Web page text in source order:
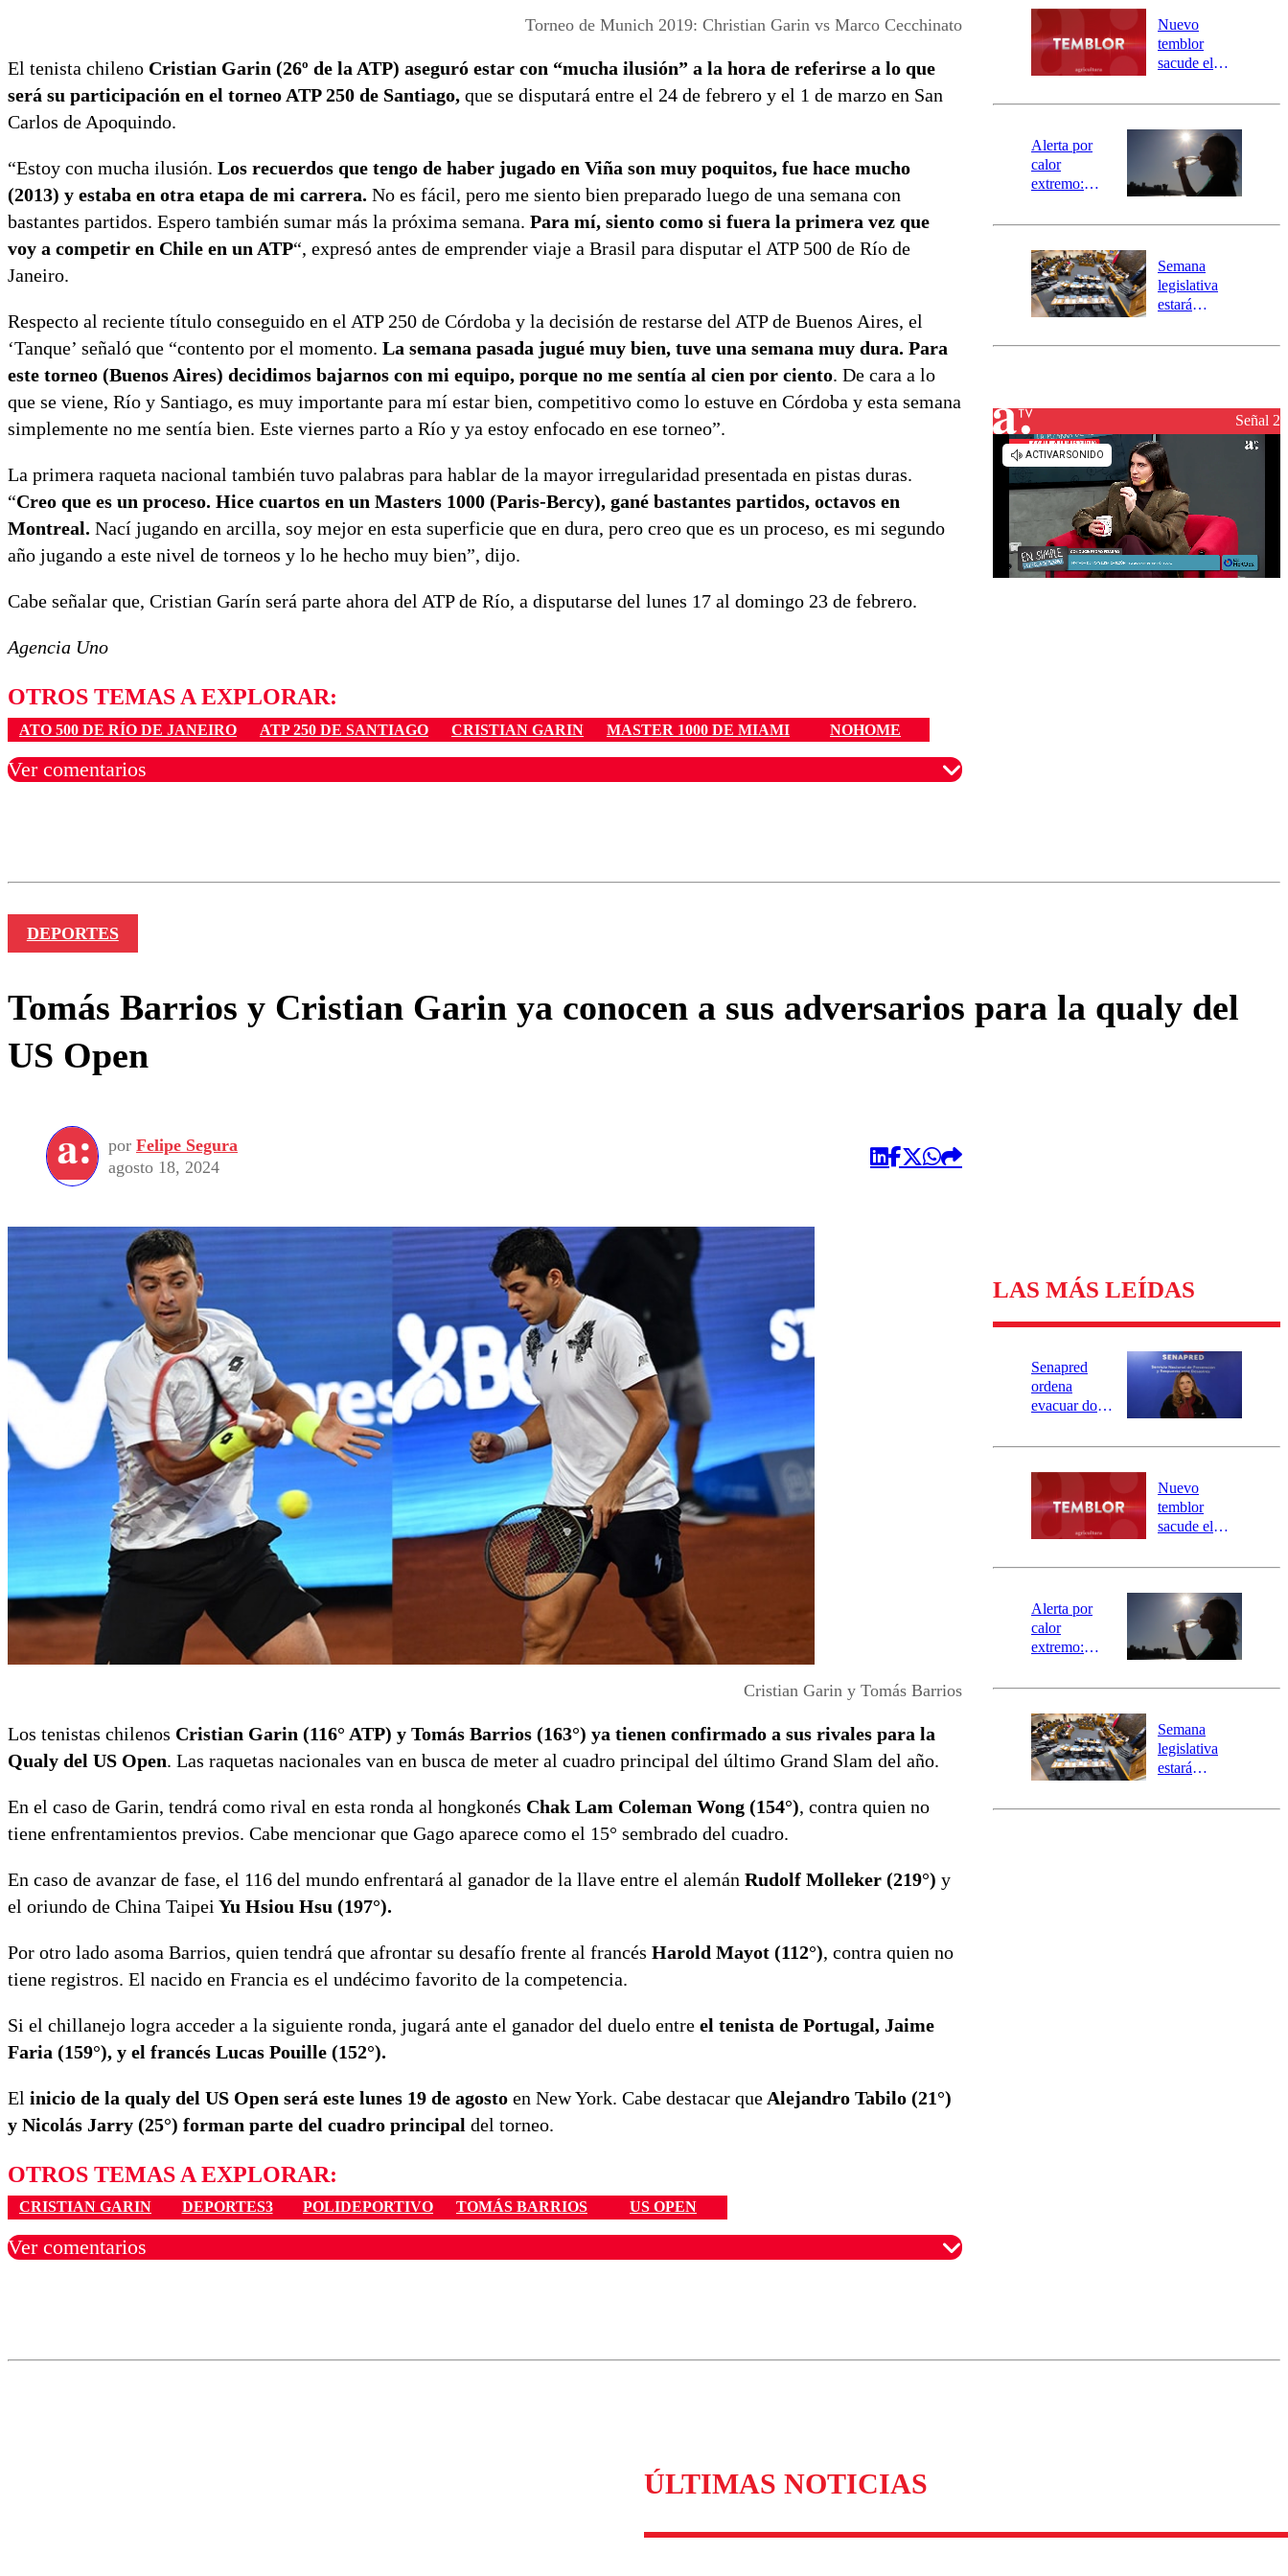
Torneo de Munich 2019: Christian Garin vs Marco Cecchinato
El tenista chileno Cristian Garin (26º de la ATP) aseguró estar con “mucha ilusión” a la hora de referirse a lo que
será su participación en el torneo ATP 250 de Santiago, que se disputará entre el 24 de febrero y el 1 de marzo en San
Carlos de Apoquindo.
“Estoy con mucha ilusión. Los recuerdos que tengo de haber jugado en Viña son muy poquitos, fue hace mucho
(2013) y estaba en otra etapa de mi carrera. No es fácil, pero me siento bien preparado luego de una semana con
bastantes partidos. Espero también sumar más la próxima semana. Para mí, siento como si fuera la primera vez que
voy a competir en Chile en un ATP“, expresó antes de emprender viaje a Brasil para disputar el ATP 500 de Río de
Janeiro.
Respecto al reciente título conseguido en el ATP 250 de Córdoba y la decisión de restarse del ATP de Buenos Aires, el
‘Tanque’ señaló que “contento por el momento. La semana pasada jugué muy bien, tuve una semana muy dura. Para
este torneo (Buenos Aires) decidimos bajarnos con mi equipo, porque no me sentía al cien por ciento. De cara a lo
que se viene, Río y Santiago, es muy importante para mí estar bien, competitivo como lo estuve en Córdoba y esta semana
simplemente no me sentía bien. Este viernes parto a Río y ya estoy enfocado en ese torneo”.
La primera raqueta nacional también tuvo palabras para hablar de la mayor irregularidad presentada en pistas duras.
“Creo que es un proceso. Hice cuartos en un Masters 1000 (Paris-Bercy), gané bastantes partidos, octavos en
Montreal. Nací jugando en arcilla, soy mejor en esta superficie que en dura, pero creo que es un proceso, es mi segundo
año jugando a este nivel de torneos y lo he hecho muy bien”, dijo.
Cabe señalar que, Cristian Garín será parte ahora del ATP de Río, a disputarse del lunes 17 al domingo 23 de febrero.
Agencia Uno
OTROS TEMAS A EXPLORAR:
ATO 500 DE RÍO DE JANEIRO ATP 250 DE SANTIAGO CRISTIAN GARIN MASTER 1000 DE MIAMI NOHOME
Ver comentarios
río Damas:
activa
mensajería
SAE
Nuevo
temblor
sacude el
revisa la
epicentro
Alerta por
calor
extremo:
activa Alerta
Preventiva en
tres comunas
Semana
legislativa
estará
el fin de la
reconstrucciónSeñal 2
DEPORTES
Tomás Barrios y Cristian Garin ya conocen a sus adversarios para la qualy del
US Open
por Felipe Segura
agosto 18, 2024
Cristian Garin y Tomás Barrios
Los tenistas chilenos Cristian Garin (116° ATP) y Tomás Barrios (163°) ya tienen confirmado a sus rivales para la
Qualy del US Open. Las raquetas nacionales van en busca de meter al cuadro principal del último Grand Slam del año.
En el caso de Garin, tendrá como rival en esta ronda al hongkonés Chak Lam Coleman Wong (154°), contra quien no
tiene enfrentamientos previos. Cabe mencionar que Gago aparece como el 15° sembrado del cuadro.
En caso de avanzar de fase, el 116 del mundo enfrentará al ganador de la llave entre el alemán Rudolf Molleker (219°) y
el oriundo de China Taipei Yu Hsiou Hsu (197°).
Por otro lado asoma Barrios, quien tendrá que afrontar su desafío frente al francés Harold Mayot (112°), contra quien no
tiene registros. El nacido en Francia es el undécimo favorito de la competencia.
Si el chillanejo logra acceder a la siguiente ronda, jugará ante el ganador del duelo entre el tenista de Portugal, Jaime
Faria (159°), y el francés Lucas Pouille (152°).
El inicio de la qualy del US Open será este lunes 19 de agosto en New York. Cabe destacar que Alejandro Tabilo (21°)
y Nicolás Jarry (25°) forman parte del cuadro principal del torneo.
OTROS TEMAS A EXPLORAR:
CRISTIAN GARIN DEPORTES3 POLIDEPORTIVO TOMÁS BARRIOS US OPEN
Ver comentarios
LAS MÁS LEÍDAS
Senapred
ordena
evacuar dos
Carahue por
río Damas:
activa
mensajería
SAE
Nuevo
temblor
sacude el
revisa la
epicentro
Alerta por
calor
extremo:
activa Alerta
Preventiva en
tres comunas
Semana
legislativa
estará
el fin de la
ÚLTIMAS NOTICIAS